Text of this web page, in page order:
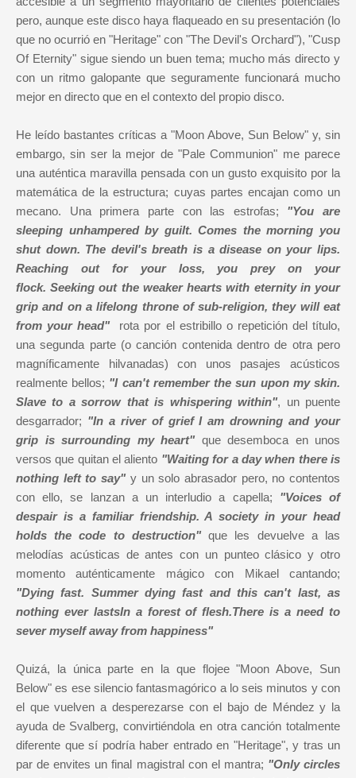
pero, aunque este disco haya flaqueado en su presentación (lo
que no ocurrió en "Heritage" con "The Devil's Orchard"), "Cusp
Of Eternity" sigue siendo un buen tema; mucho más directo y
con un ritmo galopante que seguramente funcionará mucho
mejor en directo que en el contexto del propio disco.
He leído bastantes críticas a "Moon Above, Sun Below" y, sin
embargo, sin ser la mejor de "Pale Communion" me parece
una auténtica maravilla pensada con un gusto exquisito por la
matemática de la estructura; cuyas partes encajan como un
mecano. Una primera parte con las estrofas; "You are
sleeping unhampered by guilt. Comes the morning you
shut down. The devil's breath is a disease on your lips.
Reaching out for your loss, you prey on your
flock. Seeking out the weaker hearts with eternity in your
grip and on a lifelong throne of sub-religion, they will eat
from your head" rota por el estribillo o repetición del título,
una segunda parte (o canción contenida dentro de otra pero
magníficamente hilvanadas) con unos pasajes acústicos
realmente bellos; "I can't remember the sun upon my skin.
Slave to a sorrow that is whispering within", un puente
desgarrador; "In a river of grief I am drowning and your
grip is surrounding my heart" que desemboca en unos
versos que quitan el aliento "Waiting for a day when there is
nothing left to say" y un solo abrasador pero, no contentos
con ello, se lanzan a un interludio a capella; "Voices of
despair is a familiar friendship. A society in your head
holds the code to destruction"que les devuelve a las
melodías acústicas de antes con un punteo clásico y otro
momento auténticamente mágico con Mikael cantando;
"Dying fast. Summer dying fast and this can't last, as
nothing ever lastsIn a forest of flesh.There is a need to
sever myself away from happiness"
Quizá, la única parte en la que flojee "Moon Above, Sun
Below" es ese silencio fantasmagórico a lo seis minutos y con
el que vuelven a desperezarse con el bajo de Méndez y la
ayuda de Svalberg, convirtiéndola en otra canción totalmente
diferente que sí podría haber entrado en "Heritage", y tras un
par de envites un final magistral con el mantra; "Only circles